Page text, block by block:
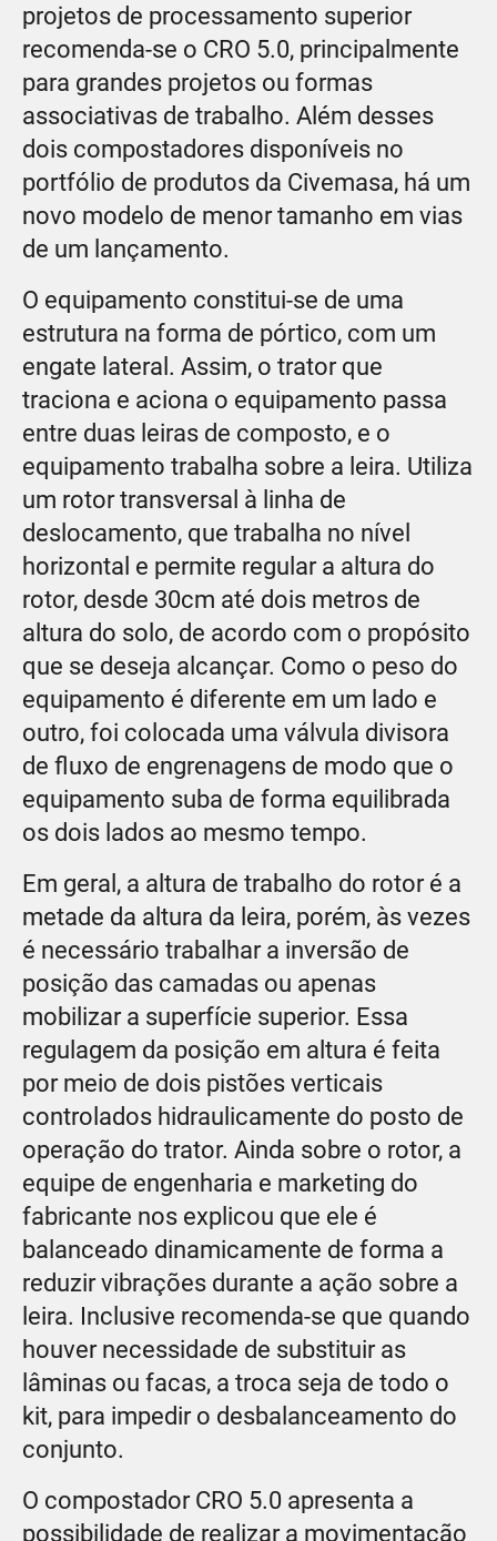
projetos de processamento superior
recomenda-se o CRO 5.0, principalmente
para grandes projetos ou formas
associativas de trabalho. Além desses
dois compostadores disponíveis no
portfólio de produtos da Civemasa, há um
novo modelo de menor tamanho em vias
de um lançamento.
O equipamento constitui-se de uma
estrutura na forma de pórtico, com um
engate lateral. Assim, o trator que
traciona e aciona o equipamento passa
entre duas leiras de composto, e o
equipamento trabalha sobre a leira. Utiliza
um rotor transversal à linha de
deslocamento, que trabalha no nível
horizontal e permite regular a altura do
rotor, desde 30cm até dois metros de
altura do solo, de acordo com o propósito
que se deseja alcançar. Como o peso do
equipamento é diferente em um lado e
outro, foi colocada uma válvula divisora
de fluxo de engrenagens de modo que o
equipamento suba de forma equilibrada
os dois lados ao mesmo tempo.
Em geral, a altura de trabalho do rotor é a
metade da altura da leira, porém, às vezes
é necessário trabalhar a inversão de
posição das camadas ou apenas
mobilizar a superfície superior. Essa
regulagem da posição em altura é feita
por meio de dois pistões verticais
controlados hidraulicamente do posto de
operação do trator. Ainda sobre o rotor, a
equipe de engenharia e marketing do
fabricante nos explicou que ele é
balanceado dinamicamente de forma a
reduzir vibrações durante a ação sobre a
leira. Inclusive recomenda-se que quando
houver necessidade de substituir as
lâminas ou facas, a troca seja de todo o
kit, para impedir o desbalanceamento do
conjunto.
O compostador CRO 5.0 apresenta a
possibilidade de realizar a movimentação